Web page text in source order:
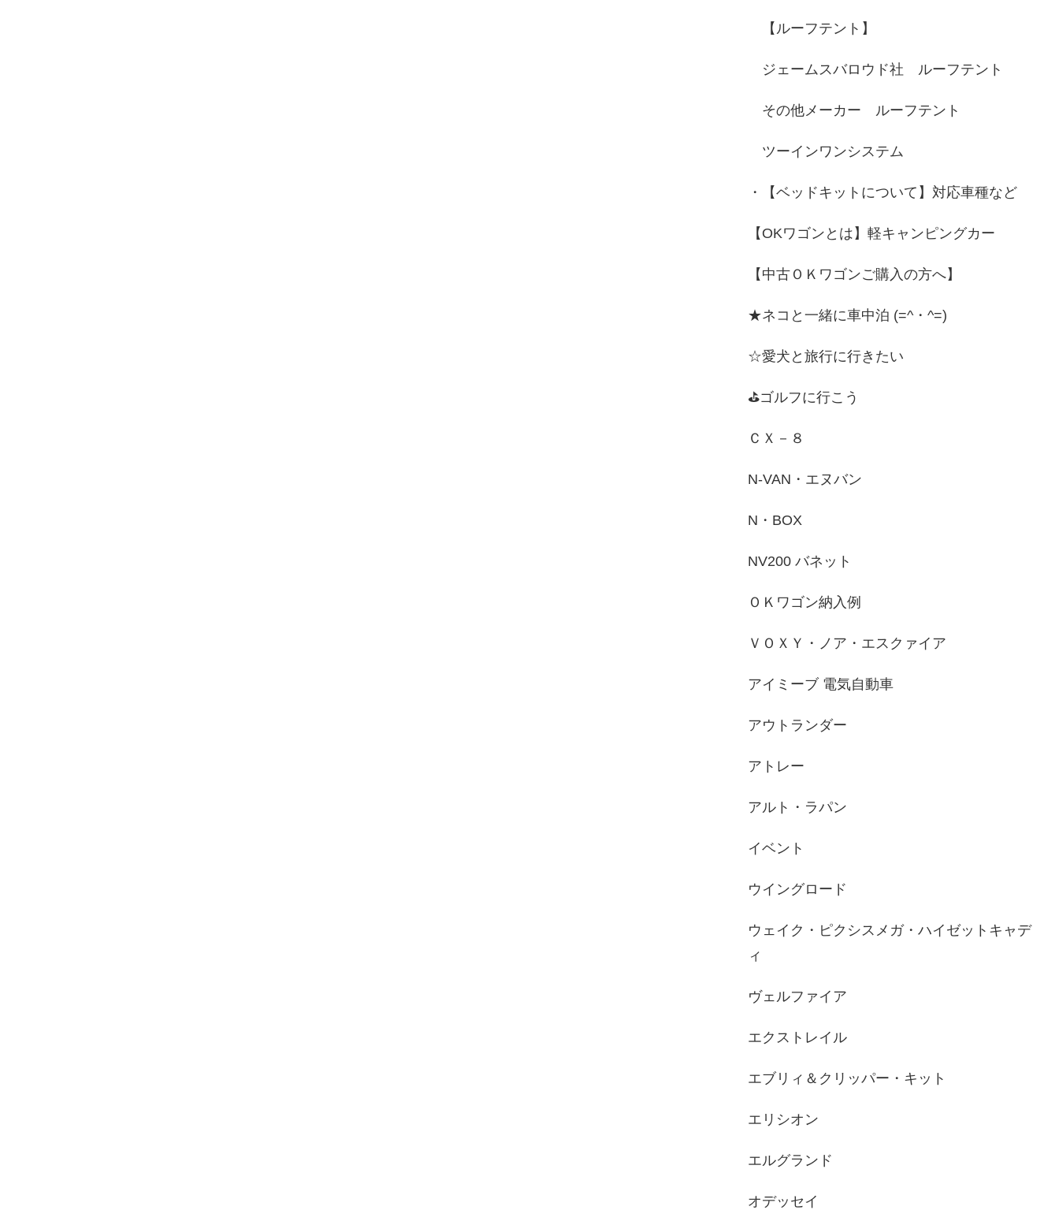
【ルーフテント】
ジェームスバロウド社 ルーフテント
その他メーカー ルーフテント
ツーインワンシステム
・【ベッドキットについて】対応車種など
【OKワゴンとは】軽キャンピングカー
【中古ＯＫワゴンご購入の方へ】
★ネコと一緒に車中泊 (=^・^=)
☆愛犬と旅行に行きたい
⛳ゴルフに行こう
ＣＸ－８
N-VAN・エヌバン
N・BOX
NV200 バネット
ＯＫワゴン納入例
ＶＯＸＹ・ノア・エスクァイア
アイミーブ 電気自動車
アウトランダー
アトレー
アルト・ラパン
イベント
ウイングロード
ウェイク・ピクシスメガ・ハイゼットキャデ
ィ
ヴェルファイア
エクストレイル
エブリィ＆クリッパー・キット
エリシオン
エルグランド
オデッセイ